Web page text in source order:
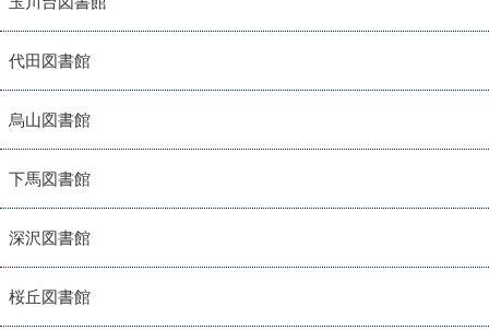
代田図書館
烏山図書館
下馬図書館
深沢図書館
桜丘図書館